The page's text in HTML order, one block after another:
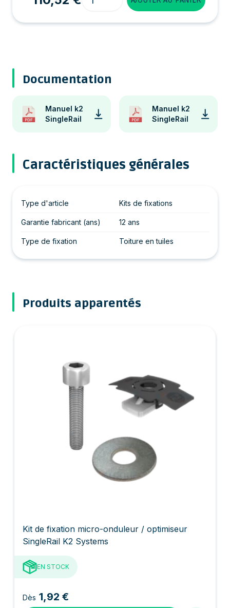
Documentation
Manuel k2
SingleRail
Manuel k2
SingleRail
Caractéristiques générales
Type d'article Kits de fixations
Garantie fabricant (ans) 12 ans
Type de fixation Toiture en tuiles
Produits apparentés
Kit de fixation micro-onduleur / optimiseur
SingleRail K2 Systems
EN STOCK
Dès 1,92 €